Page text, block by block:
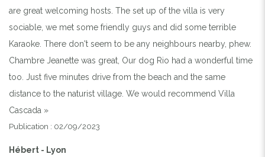
are great welcoming hosts. The set up of the villa is very
sociable, we met some friendly guys and did some terrible
Karaoke. There don't seem to be any neighbours nearby, phew.
Chambre Jeanette was great, Our dog Rio had a wonderful time
too. Just five minutes drive from the beach and the same
distance to the naturist village. We would recommend Villa
Cascada »
Publication : 02/09/2023
Hébert - Lyon